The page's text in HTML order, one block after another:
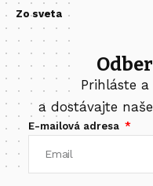
Zo sveta
Prihláste
a dostávajte
E-mailová adresa